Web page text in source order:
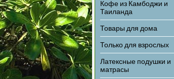
Кофе из Камбоджи и
Таиланда
Товары для дома
Только для взрослых
Латексные подушки и
матрасы